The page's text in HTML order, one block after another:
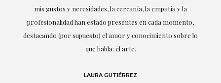
mis gustos y necesidades, la cercanía, la empatía y la
profesionalidad han estado presentes en cada momento,
destacando (por supuesto) el amor y conocimiento sobre lo
que habla: el arte.
LAURA GUTIÉRREZ